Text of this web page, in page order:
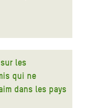
les
qui ne
dans les pays